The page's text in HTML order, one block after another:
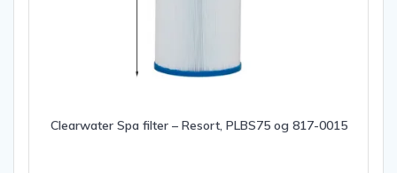
Clearwater Spa filter – Resort, PLBS75 og 817-0015